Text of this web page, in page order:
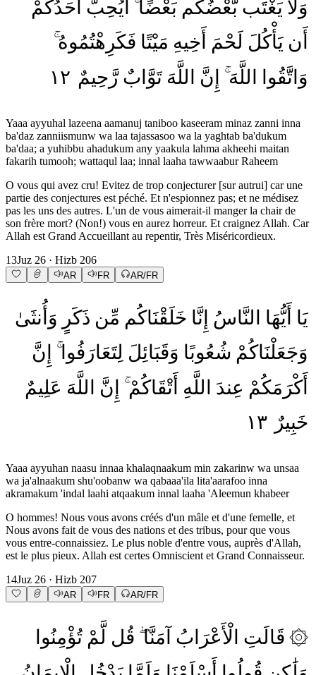
وَلَا يَغْتَب بَّعْضُكُم بَعْضًا أَيُحِبُّ أَحَدُكُمْ
أَن يَأْكُلَ لَحْمَ أَخِيهِ مَيْتًا فَكَرِهْتُمُوهُ
وَاتَّقُوا
اللَّهَ إِنَّ اللَّهَ تَوَّابٌ رَّحِيمٌ ١٢
Yaaa ayyuhal lazeena aamanuj taniboo kaseeram minaz zanni inna
ba'daz zanniismunw wa laa tajassasoo wa la yaghtab ba'dukum
ba'daa; a yuhibbu ahadukum any yaakula lahma akheehi maitan
fakarih tumooh; wattaqul laa; innal laaha tawwaabur Raheem
O vous qui avez cru! Evitez de trop conjecturer [sur autrui] car une
partie des conjectures est péché. Et n'espionnez pas; et ne médisez
pas les uns des autres. L'un de vous aimerait-il manger la chair de
son frère mort? (Non!) vous en aurez horreur. Et craignez Allah. Car
Allah est Grand Accueillant au repentir, Très Miséricordieux.
13Juz 26 · Hizb 206
AR FR AR/FR
يَا أَيُّهَا النَّاسُ إِنَّا خَلَقْنَاكُم مِّن ذَكَرٍ وَأُنثَىٰ
وَجَعَلْنَاكُمْ شُعُوبًا وَقَبَائِلَ لِتَعَارَفُوا
إِنَّ
أَكْرَمَكُمْ عِندَ اللَّهِ أَتْقَاكُمْ إِنَّ اللَّهَ عَلِيمٌ
خَبِيرٌ ١٣
Yaaa ayyuhan naasu innaa khalaqnaakum min zakarinw wa unsaa
wa ja'alnaakum shu'oobanw wa qabaaa'ila lita'aarafoo inna
akramakum 'indal laahi atqaakum innal laaha 'Aleemun khabeer
O hommes! Nous vous avons créés d'un mâle et d'une femelle, et
Nous avons fait de vous des nations et des tribus, pour que vous
vous entre-connaissiez. Le plus noble d'entre vous, auprès d'Allah,
est le plus pieux. Allah est certes Omniscient et Grand Connaisseur.
14Juz 26 · Hizb 207
AR FR AR/FR
۞ قَالَتِ الْأَعْرَابُ آمَنَّا قُل لَّمْ تُؤْمِنُوا